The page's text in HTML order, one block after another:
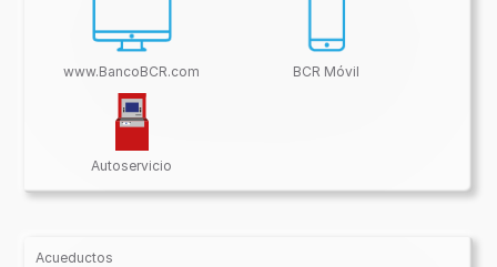
www.BancoBCR.com BCR Móvil
Autoservicio
Acueductos